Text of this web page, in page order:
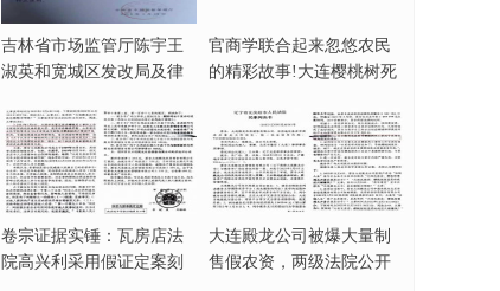
吉林省市场监管厅陈宇王
淑英和宽城区发改局及律
官商学联合起来忽悠农民
的精彩故事!大连樱桃树死
卷宗证据实锤：瓦房店法
院高兴利采用假证定案刻
大连殿龙公司被爆大量制
售假农资，两级法院公开